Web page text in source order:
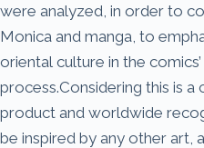
were analyzed, in order to
Monica and manga, to
oriental culture in the
process.Considering this is a
product and worldwide
be inspired by any other art,